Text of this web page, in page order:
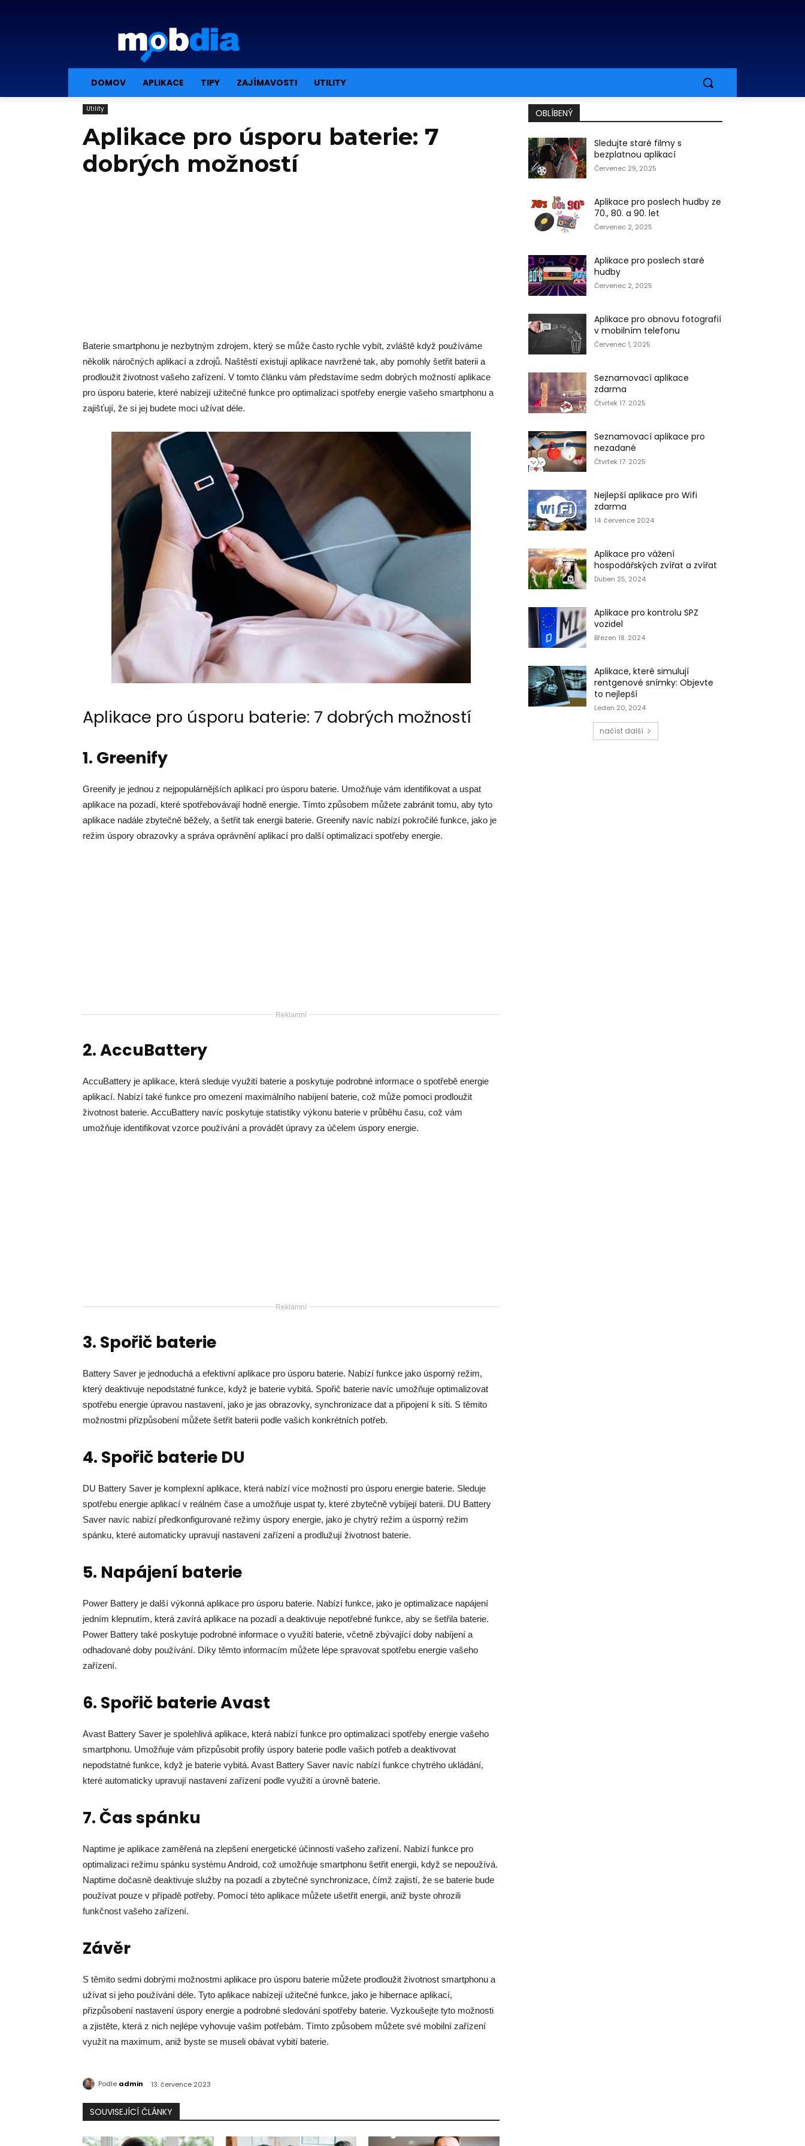
DOMOV APLIKACE TIPY ZAJÍMAVOSTI UTILITY
Utility
Aplikace pro úsporu baterie: 7
dobrých možností
Baterie smartphonu je nezbytným zdrojem, který se může často rychle vybít, zvláště když používáme
několik náročných aplikací a zdrojů. Naštěstí existují aplikace navržené tak, aby pomohly šetřit baterii a
prodloužit životnost vašeho zařízení. V tomto článku vám představíme sedm dobrých možností aplikace
pro úsporu baterie, které nabízejí užitečné funkce pro optimalizaci spotřeby energie vašeho smartphonu a
zajišťují, že si jej budete moci užívat déle.
Aplikace pro úsporu baterie: 7 dobrých možností
1. Greenify
Greenify je jednou z nejpopulárnějších aplikací pro úsporu baterie. Umožňuje vám identifikovat a uspat
aplikace na pozadí, které spotřebovávají hodně energie. Tímto způsobem můžete zabránit tomu, aby tyto
aplikace nadále zbytečně běžely, a šetřit tak energii baterie. Greenify navíc nabízí pokročilé funkce, jako je
režim úspory obrazovky a správa oprávnění aplikací pro další optimalizaci spotřeby energie.
Reklamní
2. AccuBattery
AccuBattery je aplikace, která sleduje využití baterie a poskytuje podrobné informace o spotřebě energie
aplikací. Nabízí také funkce pro omezení maximálního nabíjení baterie, což může pomoci prodloužit
životnost baterie. AccuBattery navíc poskytuje statistiky výkonu baterie v průběhu času, což vám
umožňuje identifikovat vzorce používání a provádět úpravy za účelem úspory energie.
Reklamní
3. Spořič baterie
Battery Saver je jednoduchá a efektivní aplikace pro úsporu baterie. Nabízí funkce jako úsporný režim,
který deaktivuje nepodstatné funkce, když je baterie vybitá. Spořič baterie navíc umožňuje optimalizovat
spotřebu energie úpravou nastavení, jako je jas obrazovky, synchronizace dat a připojení k síti. S těmito
možnostmi přizpůsobení můžete šetřit baterii podle vašich konkrétních potřeb.
4. Spořič baterie DU
DU Battery Saver je komplexní aplikace, která nabízí více možností pro úsporu energie baterie. Sleduje
spotřebu energie aplikací v reálném čase a umožňuje uspat ty, které zbytečně vybíjejí baterii. DU Battery
Saver navíc nabízí předkonfigurované režimy úspory energie, jako je chytrý režim a úsporný režim
spánku, které automaticky upravují nastavení zařízení a prodlužují životnost baterie.
5. Napájení baterie
Power Battery je další výkonná aplikace pro úsporu baterie. Nabízí funkce, jako je optimalizace napájení
jedním klepnutím, která zavírá aplikace na pozadí a deaktivuje nepotřebné funkce, aby se šetřila baterie.
Power Battery také poskytuje podrobné informace o využití baterie, včetně zbývající doby nabíjení a
odhadované doby používání. Díky těmto informacím můžete lépe spravovat spotřebu energie vašeho
zařízení.
6. Spořič baterie Avast
Avast Battery Saver je spolehlivá aplikace, která nabízí funkce pro optimalizaci spotřeby energie vašeho
smartphonu. Umožňuje vám přizpůsobit profily úspory baterie podle vašich potřeb a deaktivovat
nepodstatné funkce, když je baterie vybitá. Avast Battery Saver navíc nabízí funkce chytrého ukládání,
které automaticky upravují nastavení zařízení podle využití a úrovně baterie.
7. Čas spánku
Naptime je aplikace zaměřená na zlepšení energetické účinnosti vašeho zařízení. Nabízí funkce pro
optimalizaci režimu spánku systému Android, což umožňuje smartphonu šetřit energii, když se nepoužívá.
Naptime dočasně deaktivuje služby na pozadí a zbytečné synchronizace, čímž zajistí, že se baterie bude
používat pouze v případě potřeby. Pomocí této aplikace můžete ušetřit energii, aniž byste ohrozili
funkčnost vašeho zařízení.
Závěr
S těmito sedmi dobrými možnostmi aplikace pro úsporu baterie můžete prodloužit životnost smartphonu a
užívat si jeho používání déle. Tyto aplikace nabízejí užitečné funkce, jako je hibernace aplikací,
přizpůsobení nastavení úspory energie a podrobné sledování spotřeby baterie. Vyzkoušejte tyto možnosti
a zjistěte, která z nich nejlépe vyhovuje vašim potřebám. Tímto způsobem můžete své mobilní zařízení
využít na maximum, aniž byste se museli obávat vybití baterie.
Podle admin 13. července 2023
SOUVISEJÍCÍ ČLÁNKY
OBLÍBENÝ
Sledujte staré filmy s
bezplatnou aplikací
Červenec 29, 2025
Aplikace pro poslech hudby ze
70., 80. a 90. let
Červenec 2, 2025
Aplikace pro poslech staré
hudby
Červenec 2, 2025
Aplikace pro obnovu fotografií
v mobilním telefonu
Červenec 1, 2025
Seznamovací aplikace
zdarma
Čtvrtek 17. 2025
Seznamovací aplikace pro
nezadané
Čtvrtek 17. 2025
Nejlepší aplikace pro Wifi
zdarma
14. července 2024
Aplikace pro vážení
hospodářských zvířat a zvířat
Duben 25, 2024
Aplikace pro kontrolu SPZ
vozidel
Březen 18. 2024
Aplikace, které simulují
rentgenové snímky: Objevte
to nejlepší
Leden 20, 2024
načíst další